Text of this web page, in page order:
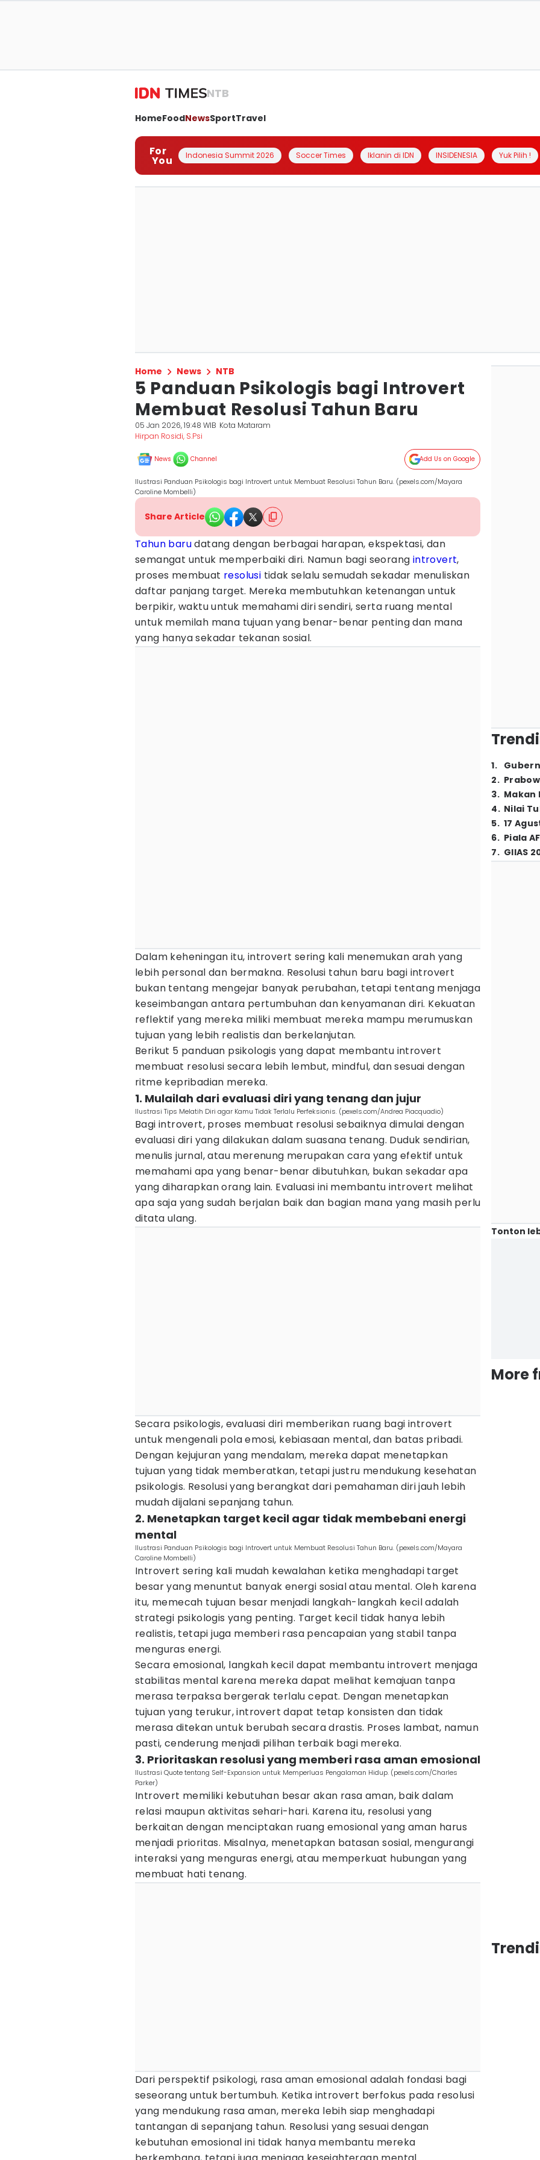
NTB
HomeFoodNewsSportTravel
For
You Indonesia Summit 2026 Soccer Times Iklanin di IDN INSIDENESIA Yuk Pilih !
Home News NTB
5 Panduan Psikologis bagi Introvert
Membuat Resolusi Tahun Baru
05 Jan 2026, 19:48 WIB Kota Mataram
Hirpan Rosidi, S.Psi
News Channel Add Us on Google
Ilustrasi Panduan Psikologis bagi Introvert untuk Membuat Resolusi Tahun Baru. (pexels.com/Mayara
Caroline Mombelli)
Share Article
Tahun barudatang dengan berbagai harapan, ekspektasi, dan
semangat untuk memperbaiki diri. Namun bagi seorang introvert,
proses membuat resolusi tidak selalu semudah sekadar menuliskan
daftar panjang target. Mereka membutuhkan ketenangan untuk
berpikir, waktu untuk memahami diri sendiri, serta ruang mental
untuk memilah mana tujuan yang benar-benar penting dan mana
yang hanya sekadar tekanan sosial.
Dalam keheningan itu, introvert sering kali menemukan arah yang
lebih personal dan bermakna. Resolusi tahun baru bagi introvert
bukan tentang mengejar banyak perubahan, tetapi tentang menjaga
keseimbangan antara pertumbuhan dan kenyamanan diri. Kekuatan
reflektif yang mereka miliki membuat mereka mampu merumuskan
tujuan yang lebih realistis dan berkelanjutan.
Berikut 5 panduan psikologis yang dapat membantu introvert
membuat resolusi secara lebih lembut, mindful, dan sesuai dengan
ritme kepribadian mereka.
1. Mulailah dari evaluasi diri yang tenang dan jujur
Ilustrasi Tips Melatih Diri agar Kamu Tidak Terlalu Perfeksionis. (pexels.com/Andrea Piacquadio)
Bagi introvert, proses membuat resolusi sebaiknya dimulai dengan
evaluasi diri yang dilakukan dalam suasana tenang. Duduk sendirian,
menulis jurnal, atau merenung merupakan cara yang efektif untuk
memahami apa yang benar-benar dibutuhkan, bukan sekadar apa
yang diharapkan orang lain. Evaluasi ini membantu introvert melihat
apa saja yang sudah berjalan baik dan bagian mana yang masih perlu
ditata ulang.
Secara psikologis, evaluasi diri memberikan ruang bagi introvert
untuk mengenali pola emosi, kebiasaan mental, dan batas pribadi.
Dengan kejujuran yang mendalam, mereka dapat menetapkan
tujuan yang tidak memberatkan, tetapi justru mendukung kesehatan
psikologis. Resolusi yang berangkat dari pemahaman diri jauh lebih
mudah dijalani sepanjang tahun.
2. Menetapkan target kecil agar tidak membebani energi
mental
Ilustrasi Panduan Psikologis bagi Introvert untuk Membuat Resolusi Tahun Baru. (pexels.com/Mayara
Caroline Mombelli)
Introvert sering kali mudah kewalahan ketika menghadapi target
besar yang menuntut banyak energi sosial atau mental. Oleh karena
itu, memecah tujuan besar menjadi langkah-langkah kecil adalah
strategi psikologis yang penting. Target kecil tidak hanya lebih
realistis, tetapi juga memberi rasa pencapaian yang stabil tanpa
menguras energi.
Secara emosional, langkah kecil dapat membantu introvert menjaga
stabilitas mental karena mereka dapat melihat kemajuan tanpa
merasa terpaksa bergerak terlalu cepat. Dengan menetapkan
tujuan yang terukur, introvert dapat tetap konsisten dan tidak
merasa ditekan untuk berubah secara drastis. Proses lambat, namun
pasti, cenderung menjadi pilihan terbaik bagi mereka.
3. Prioritaskan resolusi yang memberi rasa aman emosional
Ilustrasi Quote tentang Self-Expansion untuk Memperluas Pengalaman Hidup. (pexels.com/Charles
Parker)
Introvert memiliki kebutuhan besar akan rasa aman, baik dalam
relasi maupun aktivitas sehari-hari. Karena itu, resolusi yang
berkaitan dengan menciptakan ruang emosional yang aman harus
menjadi prioritas. Misalnya, menetapkan batasan sosial, mengurangi
interaksi yang menguras energi, atau memperkuat hubungan yang
membuat hati tenang.
Dari perspektif psikologi, rasa aman emosional adalah fondasi bagi
seseorang untuk bertumbuh. Ketika introvert berfokus pada resolusi
yang mendukung rasa aman, mereka lebih siap menghadapi
tantangan di sepanjang tahun. Resolusi yang sesuai dengan
kebutuhan emosional ini tidak hanya membantu mereka
1.
2.
3. Makan
4. Nilai
5. 17
6. Piala
7. GIIAS
Tonton
More